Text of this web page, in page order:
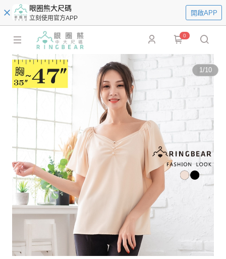
眼圈熊大尺碼
立刻使用官方APP
開啟APP
0
1/10